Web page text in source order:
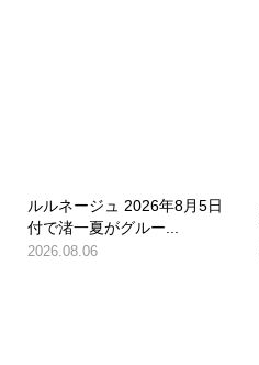
ルルネージュ 2026年8月5日
付で渚一夏がグルー...
2026.08.06